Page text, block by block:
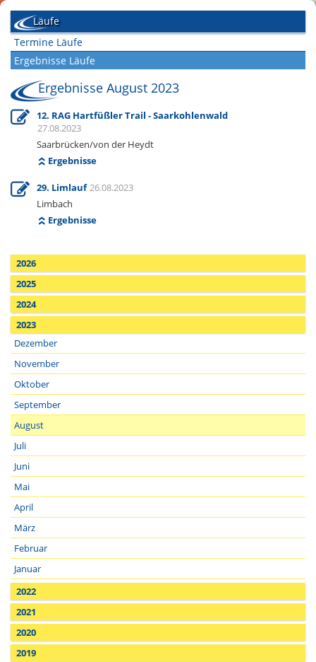
Läufe
Termine Läufe
Ergebnisse Läufe
Ergebnisse August 2023
12. RAG Hartfüßler Trail - Saarkohlenwald
27.08.2023
Saarbrücken/von der Heydt
Ergebnisse
29. Limlauf 26.08.2023
Limbach
Ergebnisse
2026
2025
2024
2023
Dezember
November
Oktober
September
August
Juli
Juni
Mai
April
März
Februar
Januar
2022
2021
2020
2019